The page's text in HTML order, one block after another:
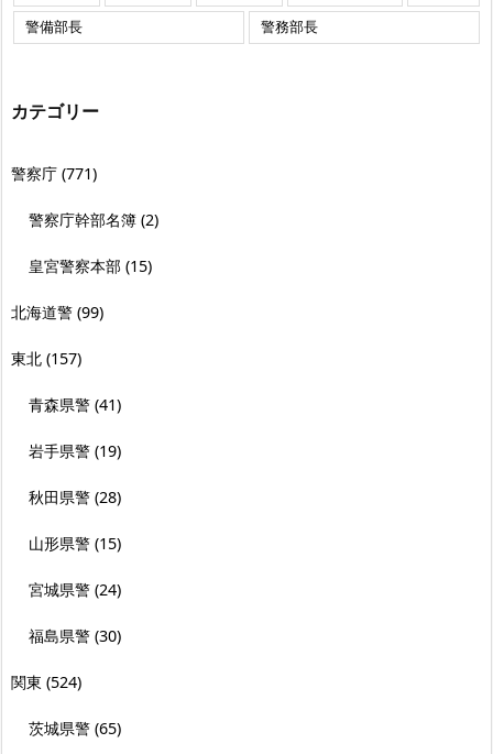
警備部長
警務部長
カテゴリー
警察庁 (771)
警察庁幹部名簿 (2)
皇宮警察本部 (15)
北海道警 (99)
東北 (157)
青森県警 (41)
岩手県警 (19)
秋田県警 (28)
山形県警 (15)
宮城県警 (24)
福島県警 (30)
関東 (524)
茨城県警 (65)